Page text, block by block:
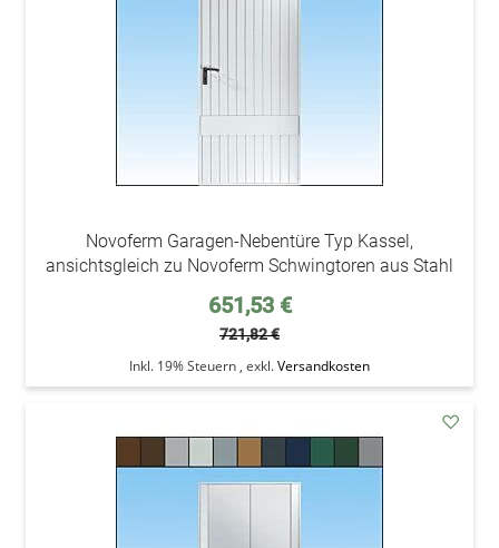
Novoferm Garagen-Nebentüre Typ Kassel,
ansichtsgleich zu Novoferm Schwingtoren aus Stahl
Sonderpreis
651,53 €
721,82 €
Inkl. 19% Steuern , exkl.Versandkosten